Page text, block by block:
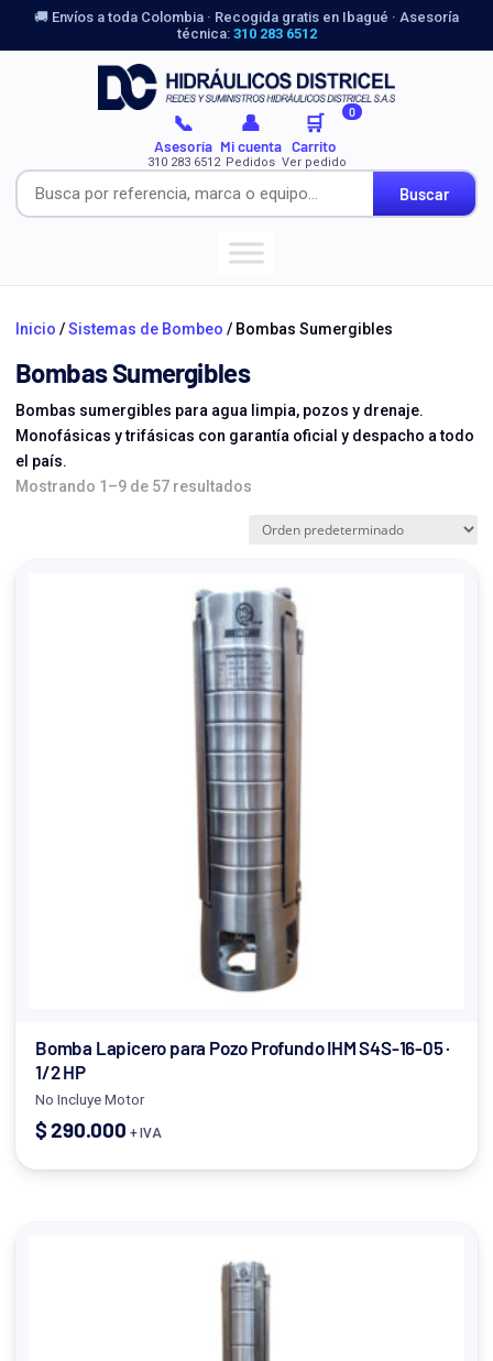
🚚 Envíos a toda Colombia · Recogida gratis en Ibagué · Asesoría
técnica: 310 283 6512
Buscar
📞
Asesoría
310 283 6512
👤
Mi cuenta
Pedidos
🛒 0
Carrito
Ver pedido
Inicio /Sistemas de Bombeo / Bombas Sumergibles
Bombas Sumergibles
Bombas sumergibles para agua limpia, pozos y drenaje.
Monofásicas y trifásicas con garantía oficial y despacho a todo
el país.
Mostrando 1–9 de 57 resultados
Bomba Lapicero para Pozo Profundo IHM S4S-16-05 ·
1/2 HP
No Incluye Motor
$290.000 + IVA